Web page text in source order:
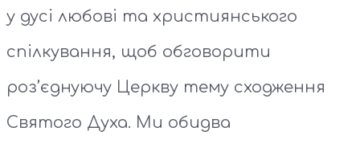
у дусі любові та християнського
спілкування, щоб обговорити
роз’єднуючу Церкву тему сходження
Святого Духа. Ми обидва